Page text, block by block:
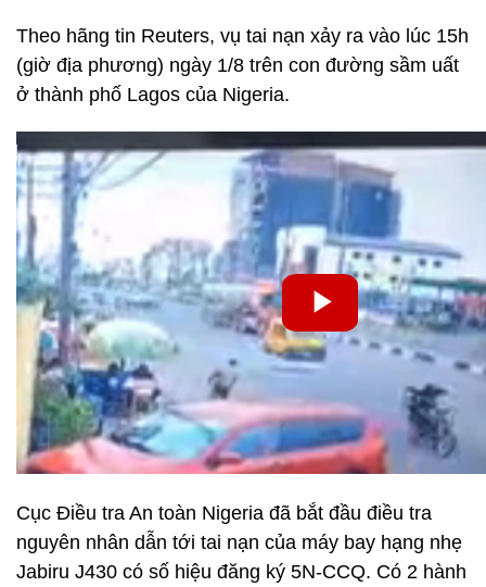
Theo hãng tin Reuters, vụ tai nạn xảy ra vào lúc 15h
(giờ địa phương) ngày 1/8 trên con đường sầm uất
ở thành phố Lagos của Nigeria.
Cục Điều tra An toàn Nigeria đã bắt đầu điều tra
nguyên nhân dẫn tới tai nạn của máy bay hạng nhẹ
Jabiru J430 có số hiệu đăng ký 5N-CCQ. Có 2 hành